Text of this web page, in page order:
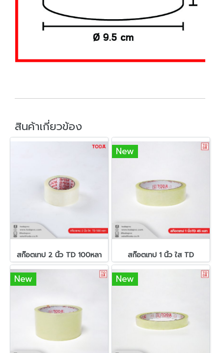
สินค้าเกี่ยวข้อง
สก๊อตเทป 2 นิ้ว TD 100หลา
New
สก๊อตเทป 1 นิ้ว ใส TD
New New